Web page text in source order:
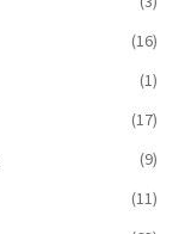
(16)
(1)
(17)
(9)
(11)